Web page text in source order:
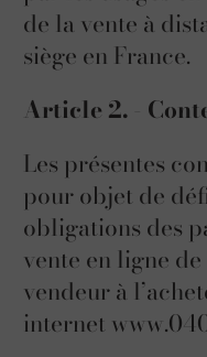
de la vente à
siège en France.
Article 2. -
Les présentes
pour objet de
obligations des
vente en ligne
vendeur à
internet